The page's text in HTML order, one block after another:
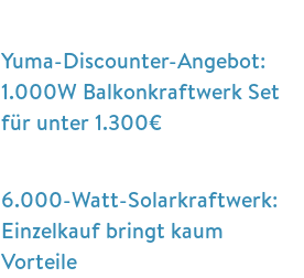
Yuma-Discounter-Angebot:
1.000W Balkonkraftwerk Set
für unter 1.300€
6.000-Watt-Solarkraftwerk:
Einzelkauf bringt kaum
Vorteile